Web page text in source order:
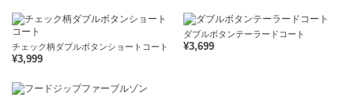
チェック柄ダブルボタンショートコート
¥3,999
ダブルボタンテーラードコート
¥3,699